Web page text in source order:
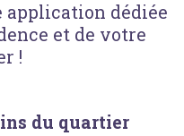
application dédiée
et de votre
!
du quartier